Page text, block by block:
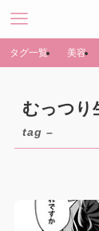
タグ一覧 美容
むっつり
tag –